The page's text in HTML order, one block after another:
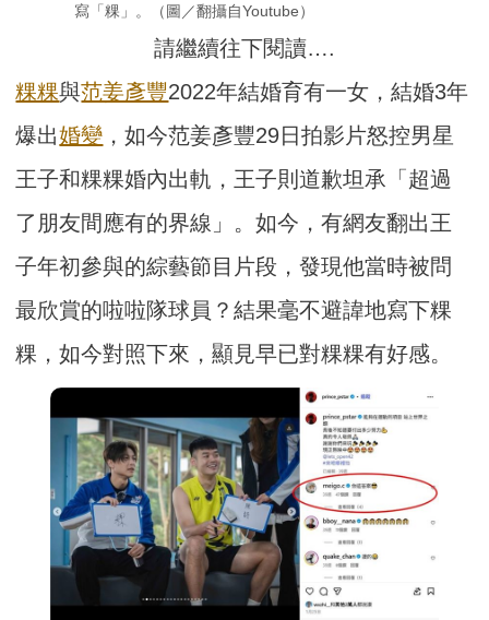
寫「粿」。（圖／翻攝自Youtube）
請繼續往下閱讀….
粿粿與范姜彥豐2022年結婚育有一女，結婚3年
爆出婚變 ，如今范姜彥豐29日拍影片怒控男星
王子和粿粿婚內出軌，王子則道歉坦承「超過
了朋友間應有的界線」。如今，有網友翻出王
子年初參與的綜藝節目片段，發現他當時被問
最欣賞的啦啦隊球員？結果毫不避諱地寫下粿
粿，如今對照下來，顯見早已對粿粿有好感。